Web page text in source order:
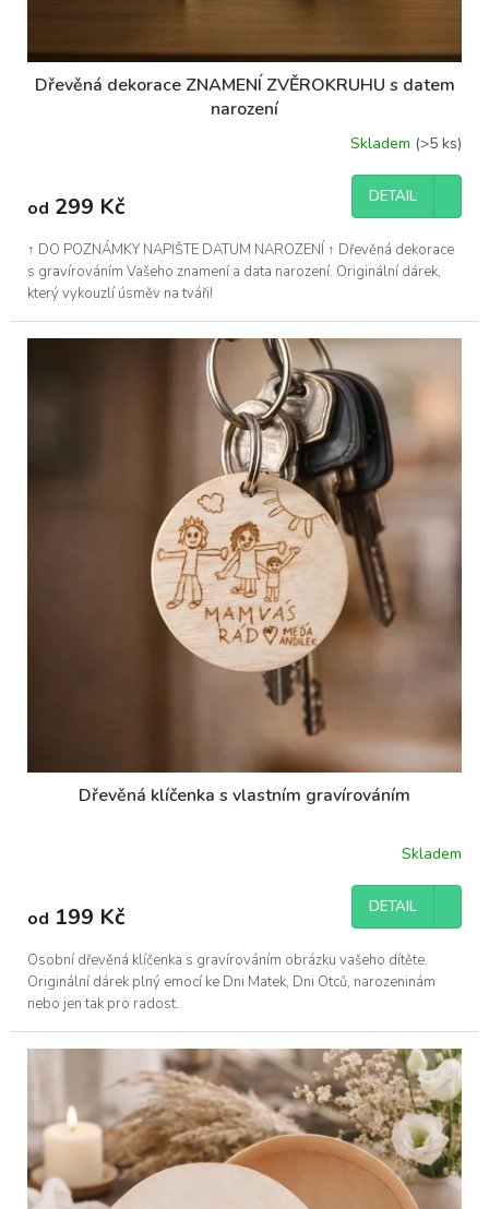
Dřevěná dekorace ZNAMENÍ ZVĚROKRUHU s datem
narození
Skladem (>5 ks)
od 299 Kč DETAIL
↑ DO POZNÁMKY NAPIŠTE DATUM NAROZENÍ ↑ Dřevěná dekorace
s gravírováním Vašeho znamení a data narození. Originální dárek,
který vykouzlí úsměv na tváři!
Dřevěná klíčenka s vlastním gravírováním
Skladem
od 199 Kč DETAIL
Osobní dřevěná klíčenka s gravírováním obrázku vašeho dítěte.
Originální dárek plný emocí ke Dni Matek, Dni Otců, narozeninám
nebo jen tak pro radost.